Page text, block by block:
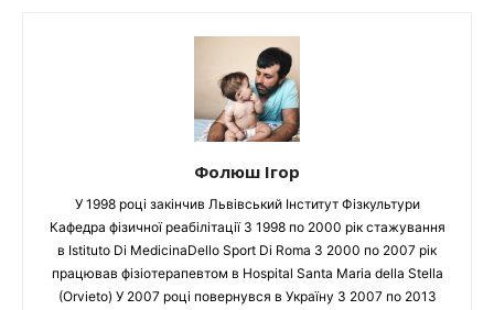
Фолюш Ігор
У 1998 році закінчив Львівський Інститут Фізкультури
Кафедра фізичної реабілітації З 1998 по 2000 рік стажування
в Istituto Di MedicinaDello Sport Di Roma З 2000 по 2007 рік
працював фізіотерапевтом в Hospital Santa Maria della Stella
(Orvieto) У 2007 році повернувся в Україну З 2007 по 2013